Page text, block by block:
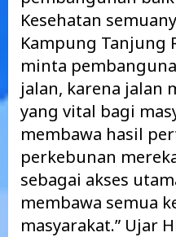
Kesehatan
Kampung Tanjung
minta
jalan, karena jalan
yang vital bagi
membawa hasil
perkebunan
sebagai akses
membawa semua
masyarakat.” Ujar